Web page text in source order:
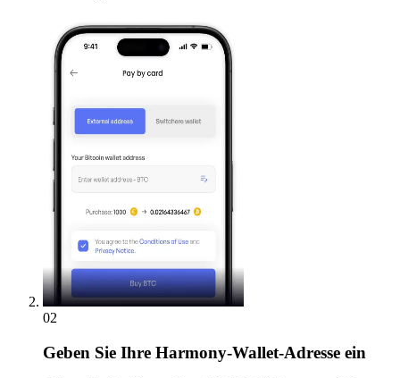
02
Geben Sie Ihre Harmony-Wallet-Adresse ein